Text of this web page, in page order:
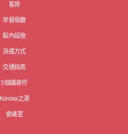
客房
早餐餐廳
館內設施
消遣方式
交通指南
5個護身符
Korona之湯
會議室